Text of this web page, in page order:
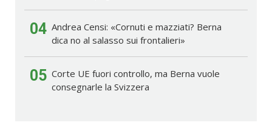
04 Andrea Censi: «Cornuti e mazziati? Berna
dica no al salasso sui frontalieri»
05 Corte UE fuori controllo, ma Berna vuole
consegnarle la Svizzera